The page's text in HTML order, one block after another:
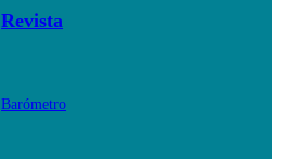
Revista
Barómetro